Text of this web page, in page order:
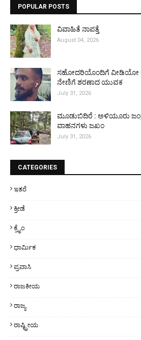
POPULAR POSTS
ವಿವಾಹಿತೆ ನಾಪತ್ತೆ
August 04, 2026
ಸಹೋದರಿಯೊಂದಿಗೆ ವೀಡಿಯೋ
ನೇಣಿಗೆ ಶರಣಾದ ಯುವಕ
July 31, 2026
ಮೂಡುಬಿದಿರೆ : ಅಳಿಯೂರು
ವಾಹನಗಳು ಜಖಂ
July 31, 2026
CATEGORIES
ಇತರೆ
ಕ್ರೀಡೆ
ಕ್ರೈಂ
ಧಾರ್ಮಿಕ
ಪ್ರವಾಸಿ
ರಾಜಕೀಯ
ರಾಜ್ಯ
ರಾಷ್ಟ್ರೀಯ